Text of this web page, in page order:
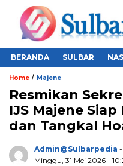
BERANDA SULBAR
Home / Majene
Resmikan
IJS Majene
dan Tangkal
Admin@sulbarpedia
Minggu, 31 Mei 2026 -